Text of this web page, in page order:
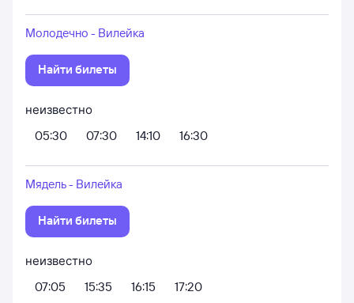
Молодечно - Вилейка
Найти билеты
неизвестно
05:30
07:30 14:10 16:30
Мядель - Вилейка
Найти билеты
неизвестно
07:05
15:35 16:15 17:20